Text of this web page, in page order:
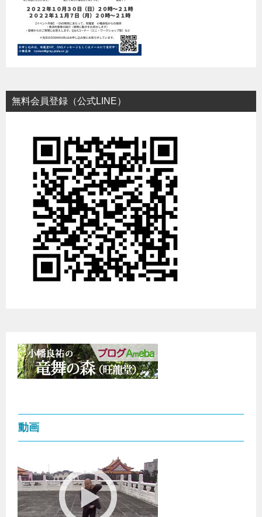
無料会員登録（公式LINE）
動画